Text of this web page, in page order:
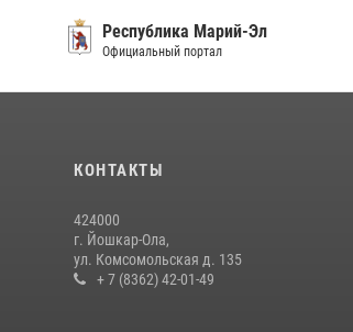
Республика Марий-Эл
Официальный портал
КОНТАКТЫ
424000
г. Йошкар-Ола,
ул. Комсомольская д. 135
+ 7 (8362) 42-01-49